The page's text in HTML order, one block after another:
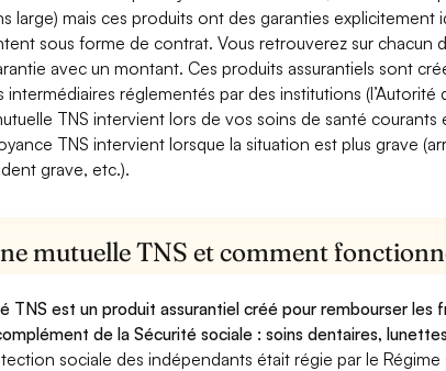
large) mais ces produits ont des garanties
sous forme de contrat. Vous retrouverez sur chacun
avec un montant. Ces produits assurantiels sont
intermédiaires réglementés par des institutions
TNS intervient lors de vos soins de santé
TNS intervient lorsque la situation est plus grave
grave, etc.).
mutuelle TNS et comment
TNS est un produit assurantiel créé pour rembourser les
de la Sécurité sociale : soins dentaires,
sociale des indépendants était régie par le Régime